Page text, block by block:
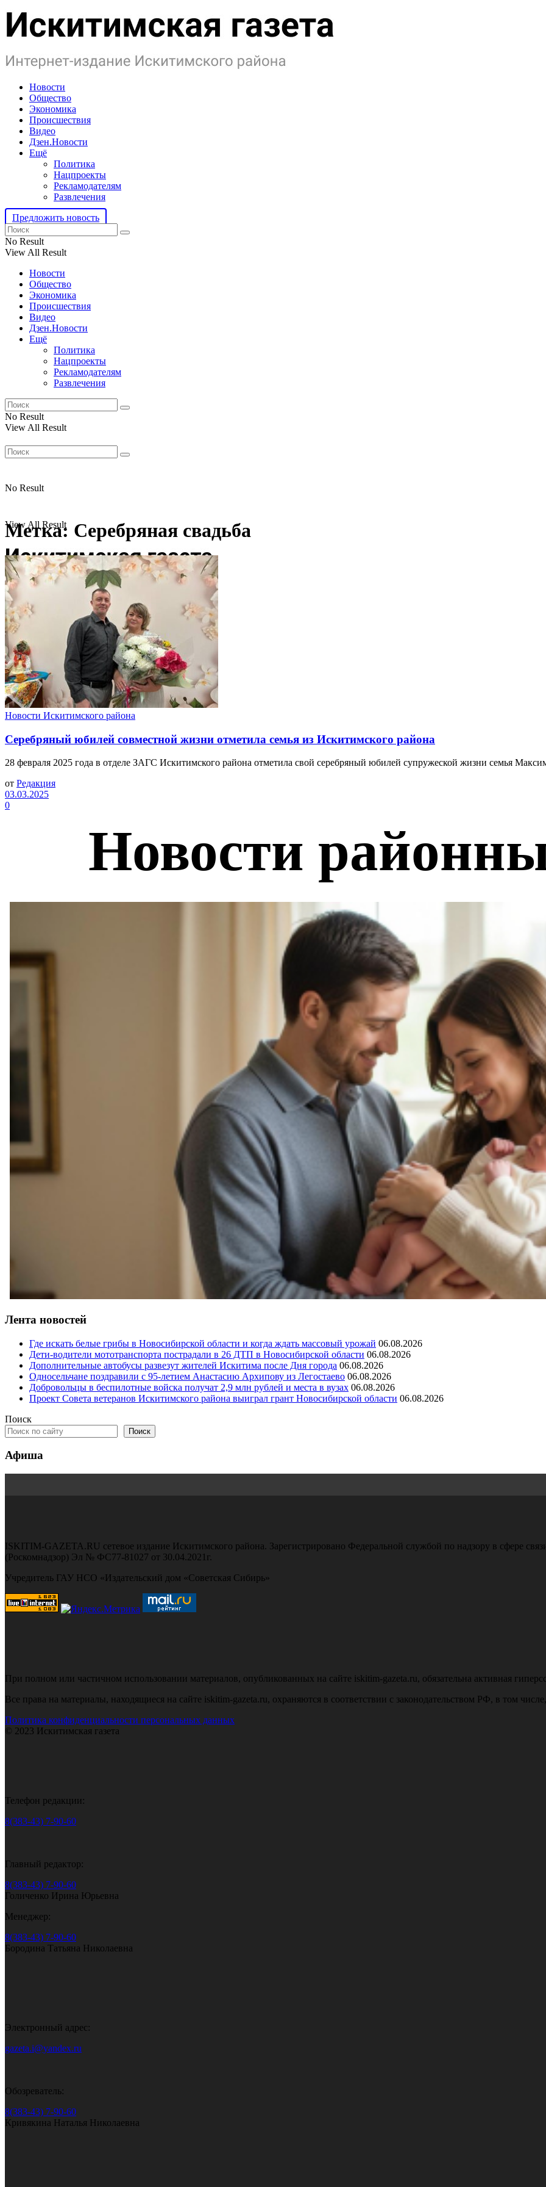
Новости
Общество
Экономика
Происшествия
Видео
Дзен.Новости
Ещё
Политика
Нацпроекты
Рекламодателям
Развлечения
Предложить новость
No Result
View All Result
Новости
Общество
Экономика
Происшествия
Видео
Дзен.Новости
Ещё
Политика
Нацпроекты
Рекламодателям
Развлечения
No Result
View All Result
No Result
View All Result
Метка: Серебряная свадьба
Новости Искитимского района
Серебряный юбилей совместной жизни отметила семья из Искитимского района
28 февраля 2025 года в отделе ЗАГС Искитимского района отметила свой серебряный юбилей супружеской жизни семья
от Редакция
03.03.2025
0
Лента новостей
Где искать белые грибы в Новосибирской области и когда ждать массовый урожай 06.08.2026
Дети-водители мототранспорта пострадали в 26 ДТП в Новосибирской области 06.08.2026
Дополнительные автобусы развезут жителей Искитима после Дня города 06.08.2026
Односельчане поздравили с 95-летием Анастасию Архипову из Легостаево 06.08.2026
Добровольцы в беспилотные войска получат 2,9 млн рублей и места в вузах 06.08.2026
Проект Совета ветеранов Искитимского района выиграл грант Новосибирской области 06.08.2026
Поиск
Поиск
Афиша
ISKITIM-GAZETA.RU сетевое издание Искитимского района. Зарегистрировано Федеральной службой по надзору в сфере
(Роскомнадзор) Эл № ФС77-81027 от 30.04.2021г.
Учредитель ГАУ НСО «Издательский дом «Советская Сибирь»
При полном или частичном использовании материалов, опубликованных на сайте iskitim-gazeta.ru, обязательна активная
Все права на материалы, находящиеся на сайте iskitim-gazeta.ru, охраняются в соответствии с законодательством РФ, в том
Политика конфиденциальности персональных данных
© 2023 Искитимская газета
Телефон редакции:
8(383-43) 7-90-60
Главный редактор:
8(383-43) 7-90-60
Голиченко Ирина Юрьевна
Менеджер:
8(383-43) 7-90-60
Бородина Татьяна Николаевна
Электронный адрес:
gazeta.i@yandex.ru
Обозреватель:
8(383-43) 7-90-60
Кривякина Наталья Николаевна